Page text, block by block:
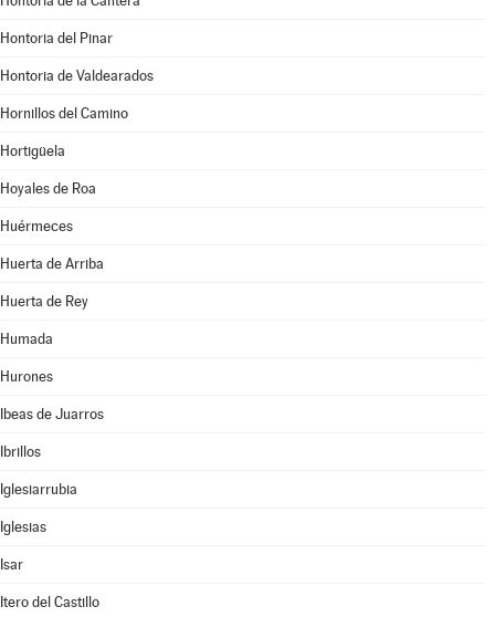
Hontoria del Pinar
Hontoria de Valdearados
Hornillos del Camino
Hortigüela
Hoyales de Roa
Huérmeces
Huerta de Arriba
Huerta de Rey
Humada
Hurones
Ibeas de Juarros
Ibrillos
Iglesiarrubia
Iglesias
Isar
Itero del Castillo